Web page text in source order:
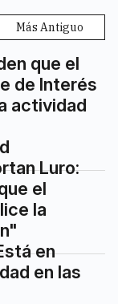
Más Antiguo
que el
de Interés
actividad
Luro:
el
la
en
en las